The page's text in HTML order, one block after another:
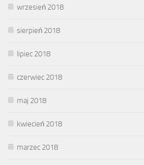
wrzesień 2018
sierpień 2018
lipiec 2018
czerwiec 2018
maj 2018
kwiecień 2018
marzec 2018